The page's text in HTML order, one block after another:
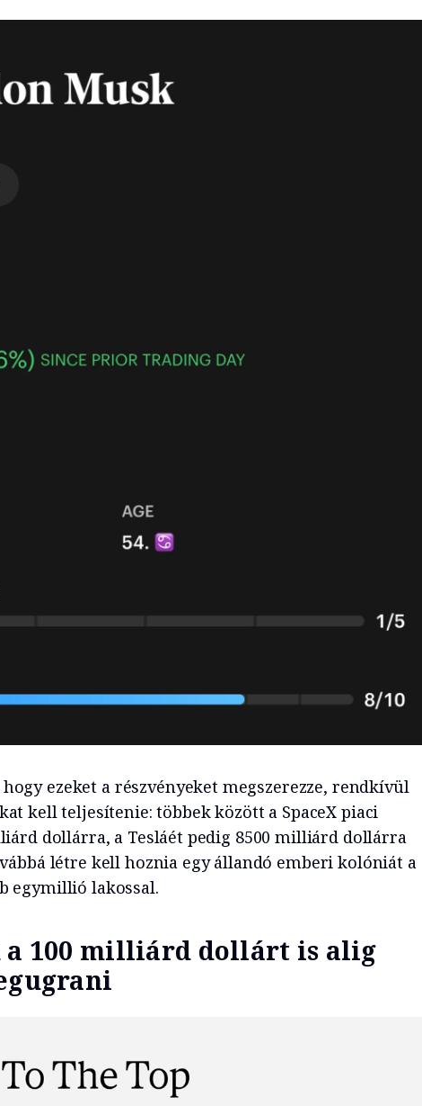
ezeket a részvényeket megszerezze, rendkívül
kell teljesítenie: többek között a SpaceX piaci
dollárra, a Tesláét pedig 8500 milliárd dollárra
létre kell hoznia egy állandó emberi kolóniát a
egymillió lakossal.
a 100 milliárd dollárt is alig